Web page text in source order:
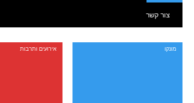
צור קשר
אירועים ותרבות מונקו